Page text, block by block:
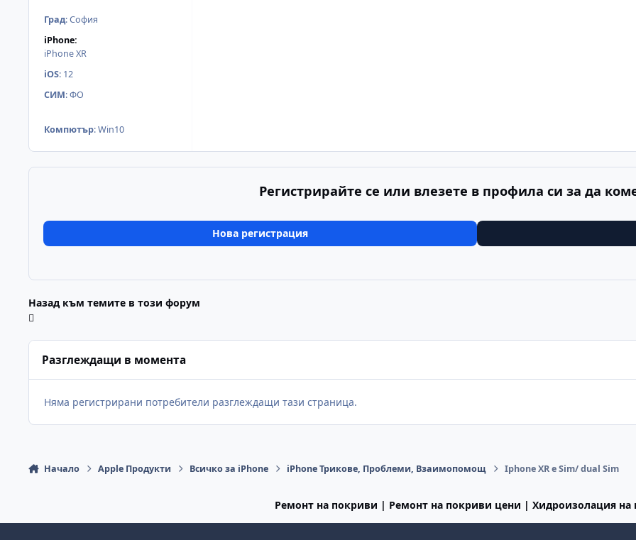
Град:София
iPhone:
iPhone XR
iOS: 12
СИМ:ФО
Компютър:Win10
Регистрирайте се или влезете в профила си за да
Нова регистрация
Назад към темите в този форум
Разглеждащи в момента
Няма регистрирани потребители разглеждащи тази страница.
Начало Apple Продукти Всичко за iPhone iPhone Трикове, Проблеми, Взаимопомощ Iphone XR e Sim/ dual Sim
Ремонт на покриви | Ремонт на покриви цени | Хидроизолация на